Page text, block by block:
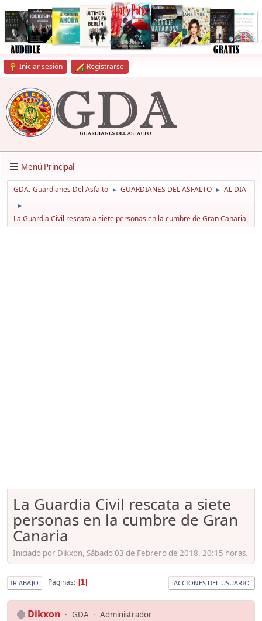
Iniciar sesión Registrarse
Menú Principal
GDA.-Guardianes Del Asfalto ► GUARDIANES DEL ASFALTO ► AL DIA
►
La Guardia Civil rescata a siete personas en la cumbre de Gran Canaria
La Guardia Civil rescata a siete
personas en la cumbre de Gran
Canaria
Iniciado por Dikxon, Sábado 03 de Febrero de 2018. 20:15 horas.
IR ABAJO Páginas 1 ACCIONES DEL USUARIO
Dikxon GDA Administrador